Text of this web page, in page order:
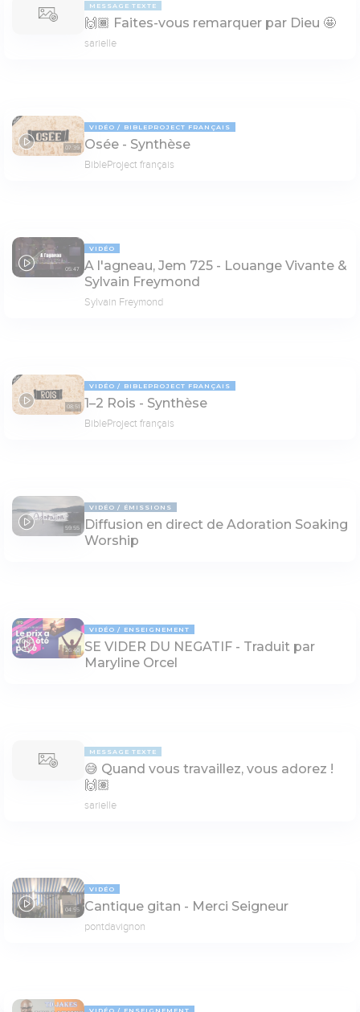
MESSAGE TEXTE
🙌🏾 Faites-vous remarquer par Dieu 🤩
sarielle
07:39
VIDÉO BIBLEPROJECT FRANÇAIS
Osée - Synthèse
BibleProject français
05:47
VIDÉO
A l'agneau, Jem 725 - Louange Vivante &
Sylvain Freymond
Sylvain Freymond
08:51
VIDÉO BIBLEPROJECT FRANÇAIS
1–2 Rois - Synthèse
BibleProject français
59:55
VIDÉO ÉMISSIONS
Diffusion en direct de Adoration Soaking
Worship
26:40
VIDÉO ENSEIGNEMENT
SE VIDER DU NEGATIF - Traduit par
Maryline Orcel
MESSAGE TEXTE
😅 Quand vous travaillez, vous adorez !
🙌🏽
sarielle
04:55
VIDÉO
Cantique gitan - Merci Seigneur
pontdavignon
VIDÉO ENSEIGNEMENT